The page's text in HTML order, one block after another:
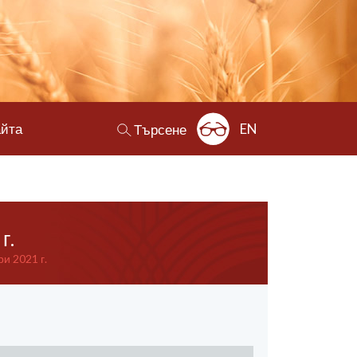
Търсене EN
2021 г.